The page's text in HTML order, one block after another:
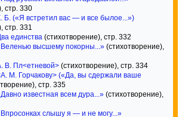
стр. 330
Б. («Я встретил вас — и все былое...»)
стр. 331
единства (стихотворение), стр. 332
высшему покорны...» (стихотворение),
В. Пл<етневой> (стихотворение), стр. 334
М. Горчакову> («Да, вы сдержали ваше
стр. 335
известная всем дура...» (стихотворение),
слышу я — и не могу...»